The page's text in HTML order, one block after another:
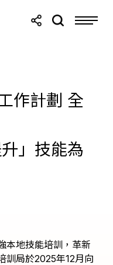
作計劃 全
」技能為
本地技能培訓，革新
訓局於2025年12月向